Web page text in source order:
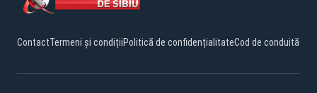
ContactTermeni și condițiiPolitică de confidențialitateCod de conduită